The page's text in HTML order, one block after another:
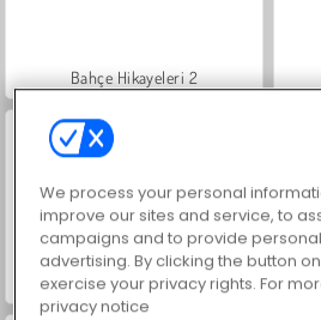
Bahçe Hikayeleri 2
Büyük Mahjong Eşleme
We process your personal
improve our sites and service, to
campaigns and to provide
advertising. By clicking the button
exercise your privacy rights. For
privacy notice